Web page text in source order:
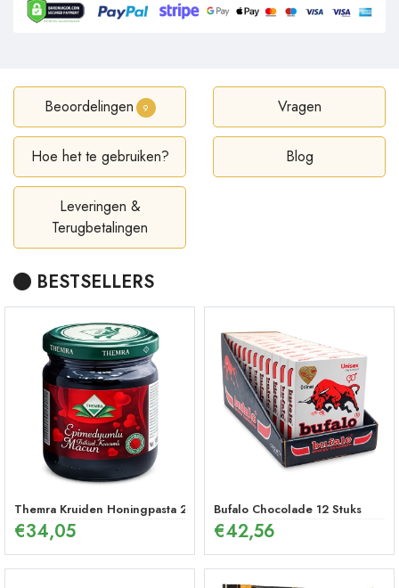
Beoordelingen 9 Vragen
Hoe het te gebruiken? Blog
Leveringen &
Terugbetalingen
BESTSELLERS
Themra Kruiden Honingpasta 240 g – Energetische Mix
€34,05
Bufalo Chocolade 12 Stuks
€42,56